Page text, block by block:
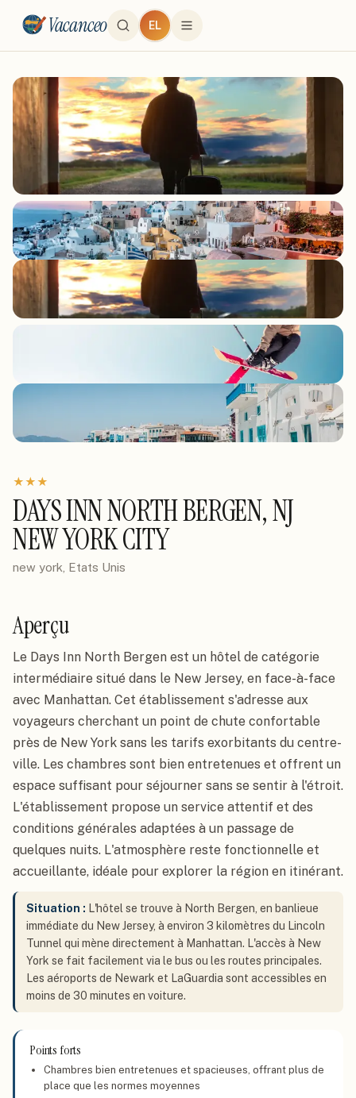
Vacanceo EL
★★★
DAYS INN NORTH BERGEN, NJ
NEW YORK CITY
new york, Etats Unis
Aperçu
Le Days Inn North Bergen est un hôtel de catégorie
intermédiaire situé dans le New Jersey, en face-à-face
avec Manhattan. Cet établissement s'adresse aux
voyageurs cherchant un point de chute confortable
près de New York sans les tarifs exorbitants du centre-
ville. Les chambres sont bien entretenues et offrent un
espace suffisant pour séjourner sans se sentir à l'étroit.
L'établissement propose un service attentif et des
conditions générales adaptées à un passage de
quelques nuits. L'atmosphère reste fonctionnelle et
accueillante, idéale pour explorer la région en itinérant.
Situation : L'hôtel se trouve à North Bergen, en banlieue
immédiate du New Jersey, à environ 3 kilomètres du Lincoln
Tunnel qui mène directement à Manhattan. L'accès à New
York se fait facilement via le bus ou les routes principales.
Les aéroports de Newark et LaGuardia sont accessibles en
moins de 30 minutes en voiture.
Points forts
Chambres bien entretenues et spacieuses, offrant plus de
place que les normes moyennes